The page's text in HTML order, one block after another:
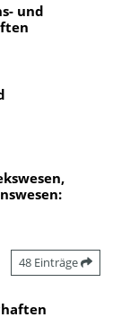
und
48 Einträge